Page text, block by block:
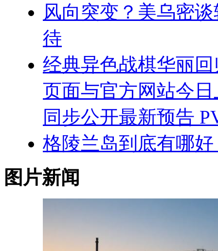
风向突变？美乌密
待
经典异色战棋华丽
页面与官方网站今
同步公开最新预告
格陵兰岛到底有哪
图片新闻